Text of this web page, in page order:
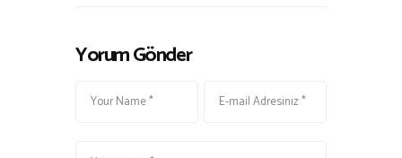
Yorum Gönder